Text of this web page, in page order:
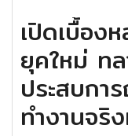
เปิดเบื้อง
ยุคใหม่ ท
ประสบกา
ทำงานจริ